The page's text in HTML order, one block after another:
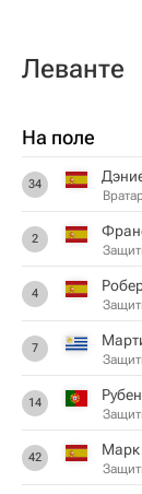
Леванте
На поле
34
2
4
7
14
42 Марк